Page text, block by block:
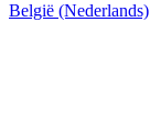
België (Nederlands)